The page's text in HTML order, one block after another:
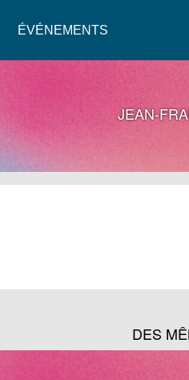
ÉVÉNEMENTS
JEAN-
DES